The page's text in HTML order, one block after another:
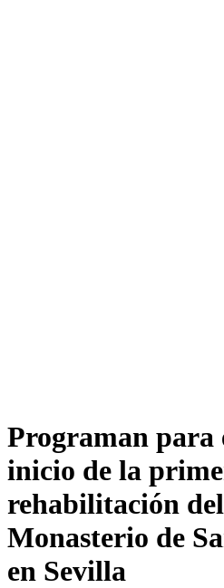
Programan para
inicio de la
rehabilitación
Monasterio de
en Sevilla